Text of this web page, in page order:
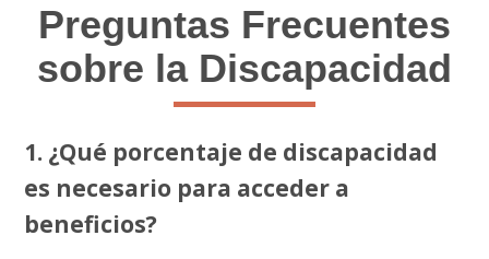
Preguntas Frecuentes
sobre la Discapacidad
1. ¿Qué porcentaje de discapacidad
es necesario para acceder a
beneficios?